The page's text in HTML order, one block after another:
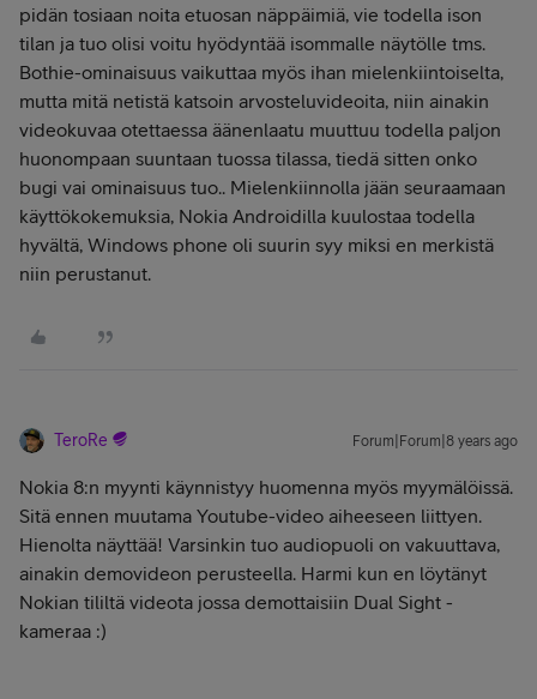
pidän tosiaan noita etuosan näppäimiä, vie todella ison
tilan ja tuo olisi voitu hyödyntää isommalle näytölle tms.
Bothie-ominaisuus vaikuttaa myös ihan mielenkiintoiselta,
mutta mitä netistä katsoin arvosteluvideoita, niin ainakin
videokuvaa otettaessa äänenlaatu muuttuu todella paljon
huonompaan suuntaan tuossa tilassa, tiedä sitten onko
bugi vai ominaisuus tuo.. Mielenkiinnolla jään seuraamaan
käyttökokemuksia, Nokia Androidilla kuulostaa todella
hyvältä, Windows phone oli suurin syy miksi en merkistä
niin perustanut.
TeroRe Forum|Forum|8 years ago
Nokia 8:n myynti käynnistyy huomenna myös myymälöissä.
Sitä ennen muutama Youtube-video aiheeseen liittyen.
Hienolta näyttää! Varsinkin tuo audiopuoli on vakuuttava,
ainakin demovideon perusteella. Harmi kun en löytänyt
Nokian tililtä videota jossa demottaisiin Dual Sight -
kameraa :)